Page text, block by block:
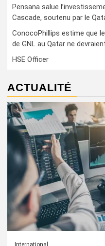
Pensana salue
Cascade, soutenu par le
ConocoPhillips estime que
de GNL au Qatar ne
HSE Officer
ACTUALITÉ
International